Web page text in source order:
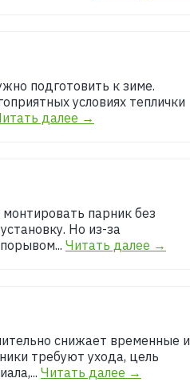
подготовить к зиме.
условиях теплички
далее →
парник без
Но из-за
Читать далее →
снижает временные и
требуют ухода, цель
Читать далее →